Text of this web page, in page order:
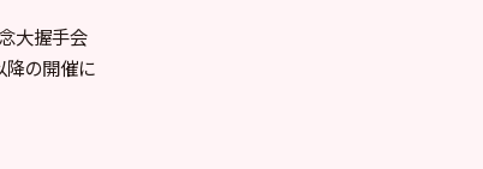
念大握手会
降の開催に